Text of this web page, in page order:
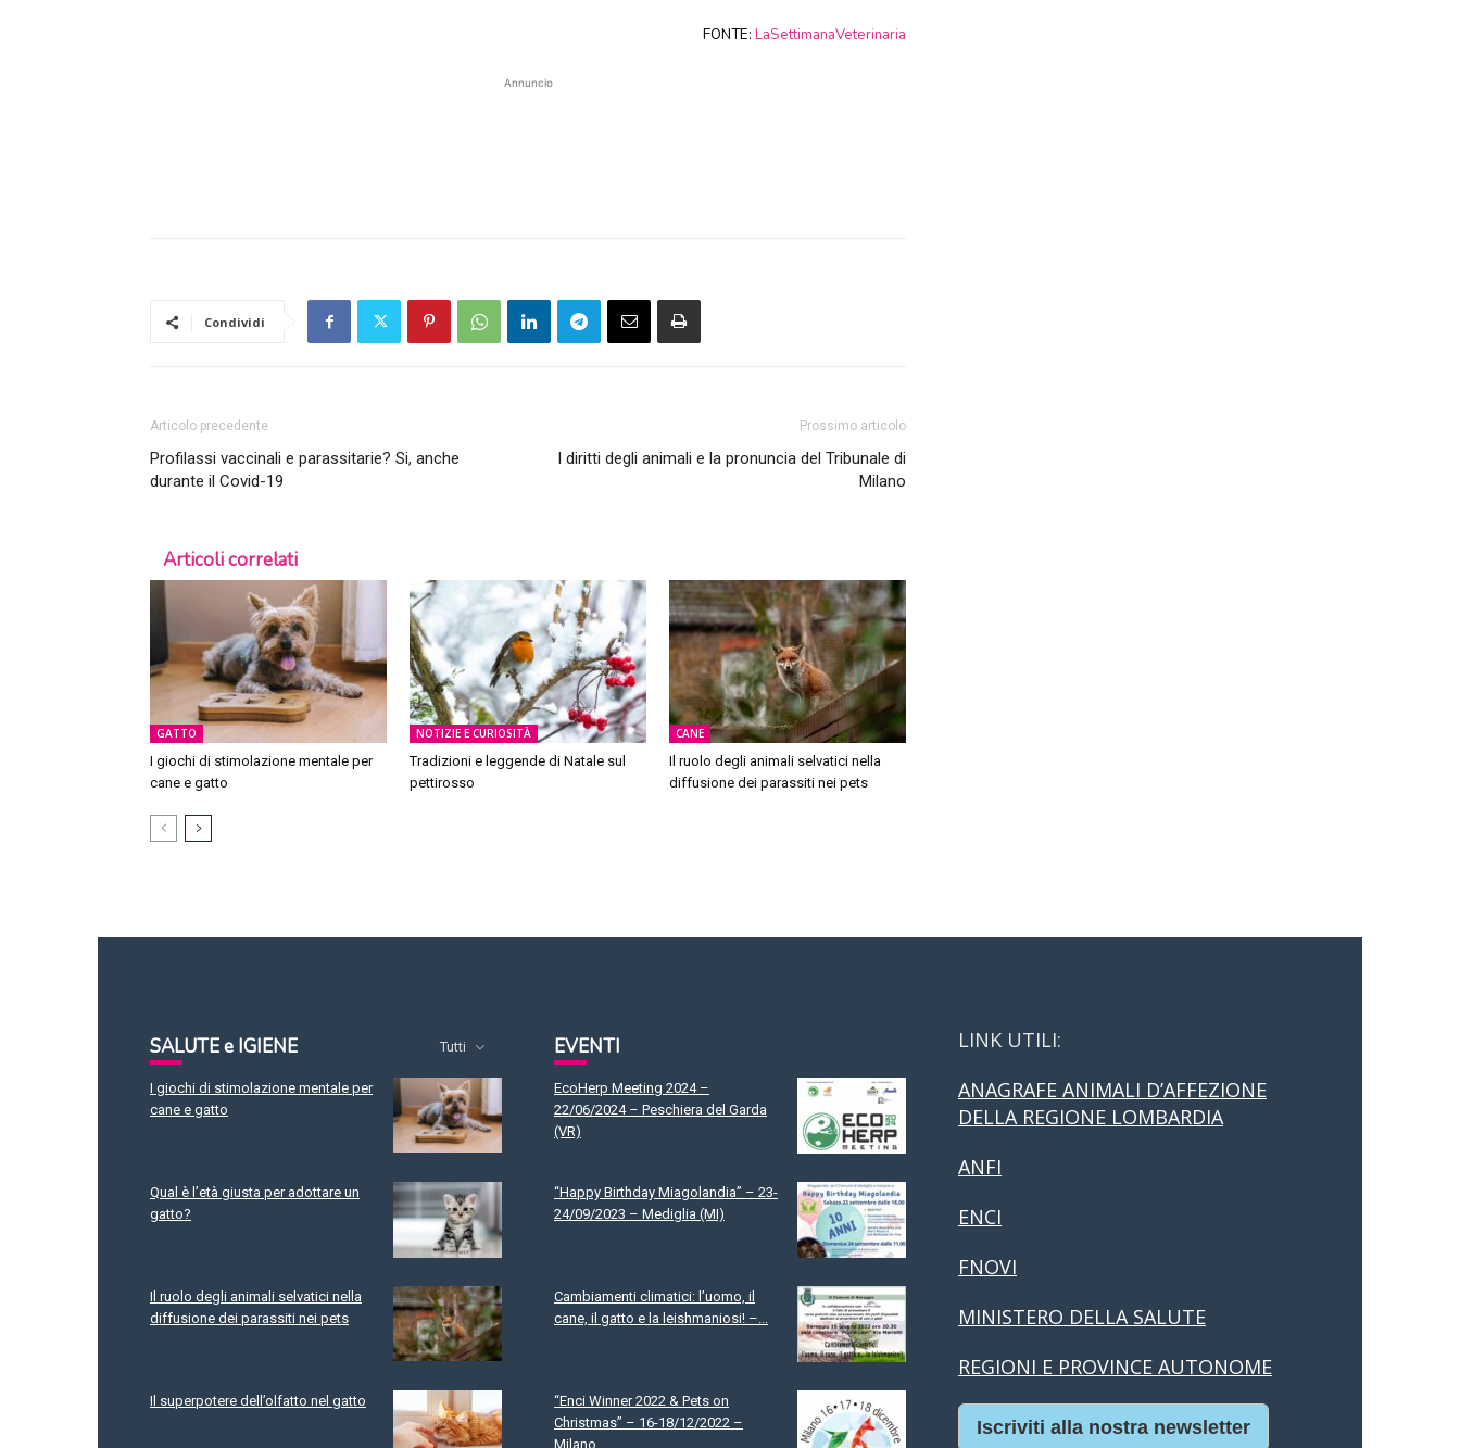
FONTE: LaSettimanaVeterinaria
Annuncio
Condividi
Articolo precedente
Profilassi vaccinali e parassitarie? Si, anche
durante il Covid-19
Prossimo articolo
I diritti degli animali e la pronuncia del Tribunale di
Milano
Articoli correlati
GATTO
I giochi di stimolazione mentale per
cane e gatto
NOTIZIE E CURIOSITÀ
Tradizioni e leggende di Natale sul
pettirosso
CANE
Il ruolo degli animali selvatici nella
diffusione dei parassiti nei pets
SALUTE e IGIENE Tutti
I giochi di stimolazione mentale per
cane e gatto
Qual è l’età giusta per adottare un
gatto?
Il ruolo degli animali selvatici nella
diffusione dei parassiti nei pets
Il superpotere dell’olfatto nel gatto
EVENTI
EcoHerp Meeting 2024 –
22/06/2024 – Peschiera del Garda
(VR)
“Happy Birthday Miagolandia” – 23-
24/09/2023 – Mediglia (MI)
Cambiamenti climatici: l’uomo, il
cane, il gatto e la leishmaniosi! –...
“Enci Winner 2022 & Pets on
Christmas” – 16-18/12/2022 –
Milano
LINK UTILI:
ANAGRAFE ANIMALI D’AFFEZIONE
DELLA REGIONE LOMBARDIA
ANFI
ENCI
FNOVI
MINISTERO DELLA SALUTE
REGIONI E PROVINCE AUTONOME
Iscriviti alla nostra newsletter